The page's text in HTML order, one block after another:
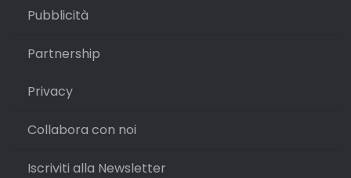
Pubblicità
Partnership
Privacy
Collabora con noi
Iscriviti alla Newsletter